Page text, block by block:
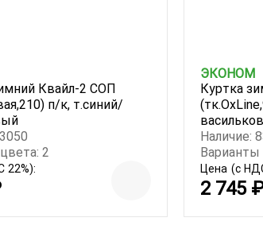
Квайл-2 СОП
п/к, т.синий/
2
22%):
ЭКОНОМ
Куртка
Наличие:
Варианты
Цена (с
2 745